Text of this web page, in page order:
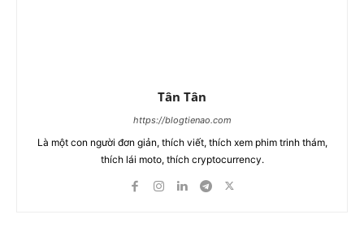
Tân Tân
https://blogtienao.com
Là một con người đơn giản, thích viết, thích xem phim trinh thám,
thích lái moto, thích cryptocurrency.